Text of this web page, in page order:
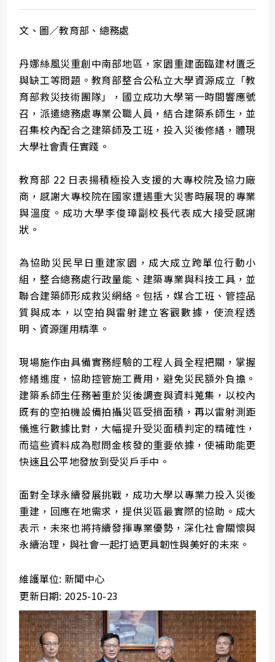
文、圖／教育部、總務處
丹娜絲風災重創中南部地區，家園重建面臨建材匱乏
與缺工等問題。教育部整合公私立大學資源成立「教
育部救災技術團隊」，國立成功大學第一時間響應號
召，派遣總務處專業公職人員，結合建築系師生，並
召集校內配合之建築師及工班，投入災後修繕，體現
大學社會責任實踐。
教育部 22 日表揚積極投入支援的大專校院及協力廠
商，感謝大專校院在國家遭遇重大災害時展現的專業
與溫度。成功大學李俊璋副校長代表成大接受感謝
狀。
為協助災民早日重建家園，成大成立跨單位行動小
組，整合總務處行政量能、建築專業與科技工具，並
聯合建築師形成救災網絡。包括，媒合工班、管控品
質與成本，以空拍與雷射建立客觀數據，使流程透
明、資源運用精準。
現場施作由具備實務經驗的工程人員全程把關，掌握
修繕進度，協助控管施工費用，避免災民額外負擔。
建築系師生任務著重於災後調查與資料蒐集，以校內
既有的空拍機設備拍攝災區受損面積，再以雷射測距
儀進行數據比對，大幅提升受災面積判定的精確性，
而這些資料成為慰問金核發的重要依據，使補助能更
快速且公平地發放到受災戶手中。
面對全球永續發展挑戰，成功大學以專業力投入災後
重建，回應在地需求，提供災區最實際的協助。成大
表示，未來也將持續發揮專業優勢，深化社會關懷與
永續治理，與社會一起打造更具韌性與美好的未來。
維護單位: 新聞中心
更新日期: 2025-10-23